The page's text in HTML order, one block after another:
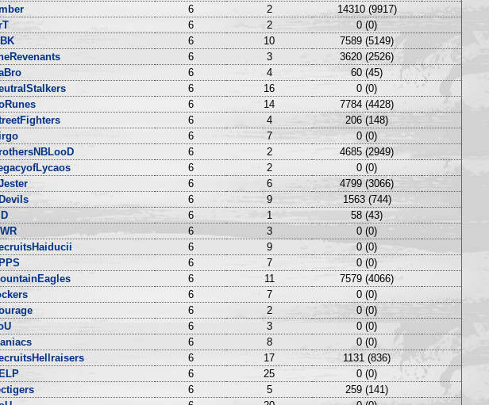
6 2
14310 (9917)
6 2
0 (0)
6 10
7589 (5149)
6 3
3620 (2526)
6 4
60 (45)
6 16
0 (0)
6 14
7784 (4428)
6 4
206 (148)
6 7
0 (0)
6 2
4685 (2949)
6 2
0 (0)
6 6
4799 (3066)
6 9
1563 (744)
6 1
58 (43)
6 3
0 (0)
6 9
0 (0)
6 7
0 (0)
6 11
7579 (4066)
6 7
0 (0)
6 2
0 (0)
6 3
0 (0)
6 8
0 (0)
6 17
1131 (836)
6 25
0 (0)
6 5
259 (141)